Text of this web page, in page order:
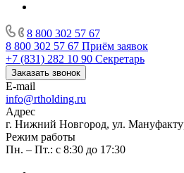
8 800 302 57 67
8 800 302 57 67 Приём заявок
+7 (831) 282 10 90 Секретарь
Заказать звонок
E-mail
info@rtholding.ru
Адрес
г. Нижний Новгород, ул.
Режим работы
Пн. – Пт.: с 8:30 до 17:30